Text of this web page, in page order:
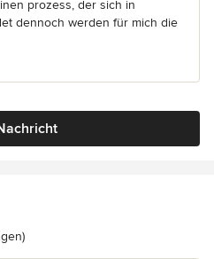
prozess, der sich in
dennoch werden für mich die
4.3 von 5 Sternen